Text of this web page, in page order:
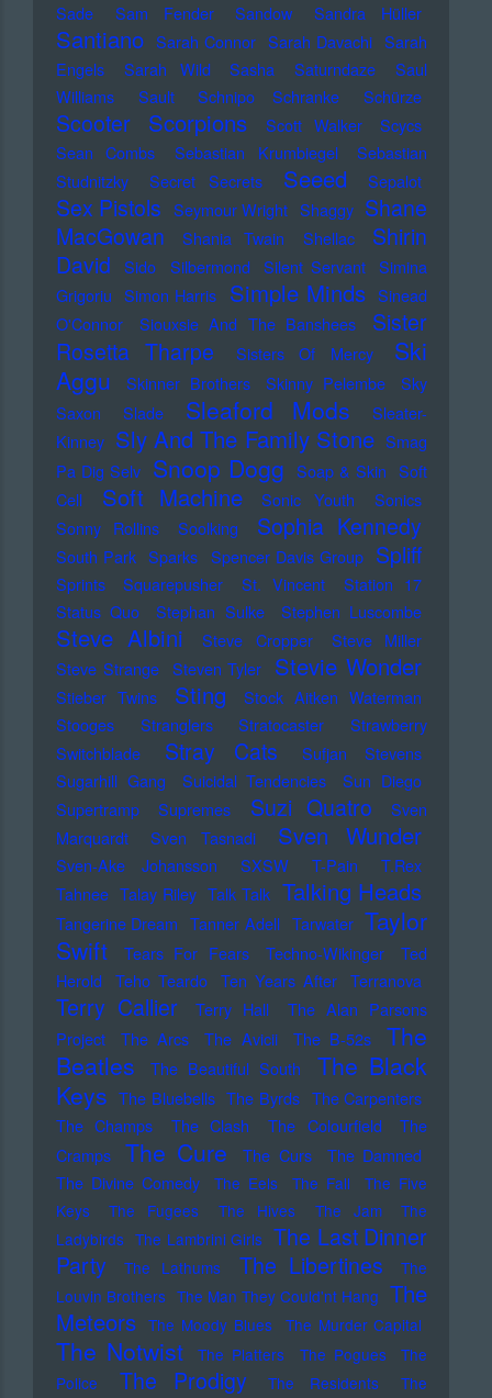
Sade
Sam Fender Sandow Sandra Hüller
Santiano Sarah Connor Sarah Davachi Sarah
Engels
Sarah Wild Sasha Saturndaze
Saul
Williams
Sault Schnipo Schranke Schürze
Scooter Scorpions Scott Walker
Scycs
Sean Combs
Sebastian Krumbiegel
Sebastian
Studnitzky
Secret Secrets Seeed Sepalot
Sex Pistols Seymour Wright Shaggy Shane
MacGowan
Shania Twain Shellac
Shirin
David
Sido Silbermond Silent Servant Simina
Grigoriu Simon Harris Simple Minds Sinead
O'Connor
Siouxsie And The Banshees
Sister
Rosetta Tharpe
Sisters Of Mercy
Ski
Aggu
Skinner Brothers Skinny Pelembe
Sky
Saxon
Slade Sleaford Mods
Sleater-
Kinney Sly And The Family Stone Smag
Pa Dig Selv Snoop Dogg Soap & Skin Soft
Cell
Soft Machine Sonic Youth
Sonics
Sonny Rollins
Soolking Sophia Kennedy
South Park Sparks Spencer Davis Group Spliff
Sprints Squarepusher St. Vincent
Station 17
Status Quo
Stephan Sulke Stephen Luscombe
Steve Albini Steve Cropper
Steve Miller
Steve Strange Steven Tyler Stevie Wonder
Stieber Twins Sting
Stock Aitken Waterman
Stooges
Stranglers Stratocaster
Strawberry
Switchblade
Stray Cats
Sufjan Stevens
Sugarhill Gang
Suicidal Tendencies
Sun Diego
Supertramp
Supremes Suzi Quatro
Sven
Marquardt
Sven Tasnadi Sven Wunder
Sven-Ake Johansson SXSW T-Pain
T.Rex
Tahnee Talay Riley Talk Talk Talking Heads
Tangerine Dream Tanner Adell Tarwater Taylor
Swift
Tears For Fears Techno-Wikinger
Ted
Herold
Teho Teardo Ten Years After Terranova
Terry Callier Terry Hall
The Alan Parsons
Project
The Arcs The Avicii The B-52s
The
Beatles
The Beautiful South
The Black
Keys The Bluebells The Byrds The Carpenters
The Champs
The Clash The Colourfield
The
Cramps
The Cure The Curs
The Damned
The Divine Comedy
The Eels The Fall
The Five
Keys
The Fugees The Hives The Jam
The
Ladybirds The Lambrini Girls The Last Dinner
Party
The Lathums The Libertines
The
Louvin Brothers The Man They Could'nt Hang The
Meteors The Moody Blues The Murder Capital
The Notwist The Platters The Pogues
The
Police
The Prodigy The Residents
The